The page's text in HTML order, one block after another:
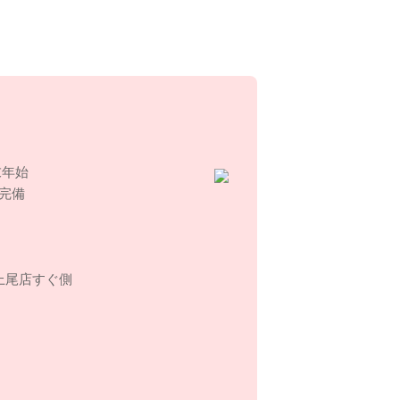
始
備
尾店すぐ側